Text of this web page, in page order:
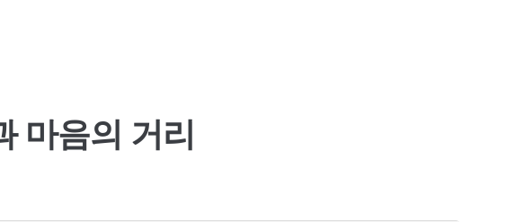
마음의 거리